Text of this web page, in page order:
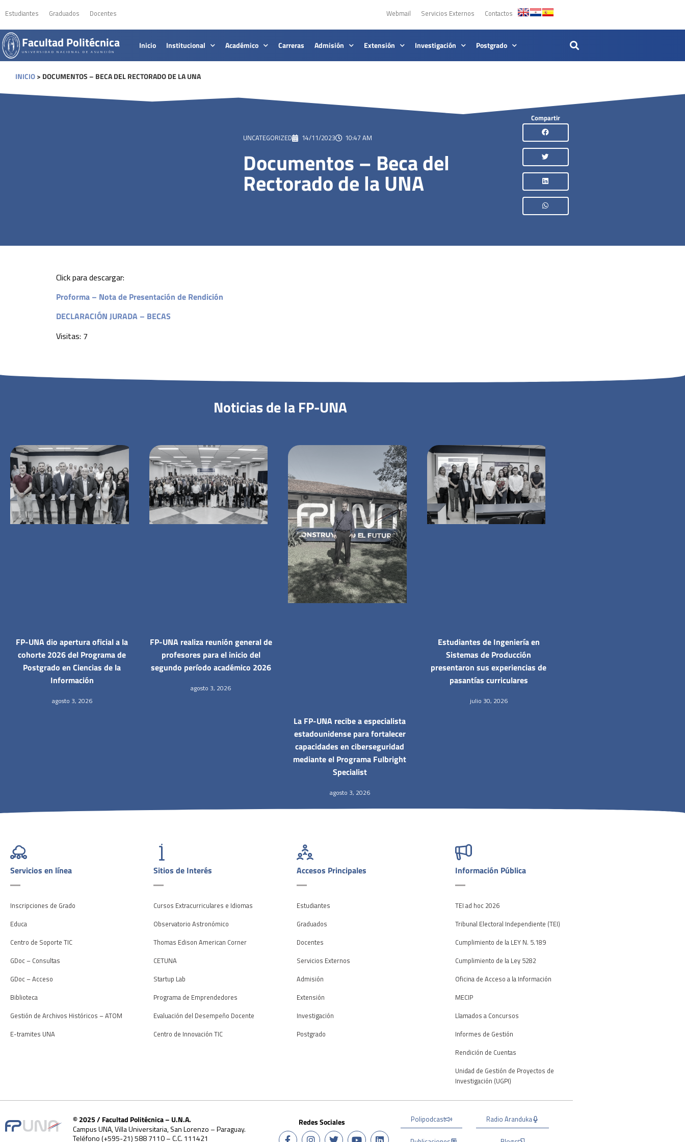
Estudiantes Graduados Docentes Webmail Servicios Externos Contactos
Facultad Politécnica
UNIVERSIDAD NACIONAL DE ASUNCIÓN
Inicio Institucional Académico Carreras Admisión Extensión Investigación Postgrado
INICIO > DOCUMENTOS – BECA DEL RECTORADO DE LA UNA
UNCATEGORIZED 14/11/2023 10:47 AM
Documentos – Beca del
Rectorado de la UNA
Compartir
Click para descargar:
Proforma – Nota de Presentación de Rendición
DECLARACIÓN JURADA – BECAS
Visitas: 7
Noticias de la FP-UNA
FP-UNA dio apertura oficial a la
cohorte 2026 del Programa de
Postgrado en Ciencias de la
Información
agosto 3, 2026
FP-UNA realiza reunión general de
profesores para el inicio del
segundo período académico 2026
agosto 3, 2026
La FP-UNA recibe a especialista
estadounidense para fortalecer
capacidades en ciberseguridad
mediante el Programa Fulbright
Specialist
agosto 3, 2026
Estudiantes de Ingeniería en
Sistemas de Producción
presentaron sus experiencias de
pasantías curriculares
julio 30, 2026
Servicios en línea
Inscripciones de Grado
Educa
Centro de Soporte TIC
GDoc – Consultas
GDoc – Acceso
Biblioteca
Gestión de Archivos Históricos – ATOM
E-tramites UNA
Sitios de Interés
Cursos Extracurriculares e Idiomas
Observatorio Astronómico
Thomas Edison American Corner
CETUNA
Startup Lab
Programa de Emprendedores
Evaluación del Desempeño Docente
Centro de Innovación TIC
Accesos Principales
Estudiantes
Graduados
Docentes
Servicios Externos
Admisión
Extensión
Investigación
Postgrado
Información Pública
TEI ad hoc 2026
Tribunal Electoral Independiente (TEI)
Cumplimiento de la LEY N. 5.189
Cumplimiento de la Ley 5282
Oficina de Acceso a la Información
MECIP
Llamados a Concursos
Informes de Gestión
Rendición de Cuentas
Unidad de Gestión de Proyectos de
Investigación (UGPI)
© 2025 / Facultad Politécnica – U.N.A.
Campus UNA, Villa Universitaria, San Lorenzo – Paraguay.
Teléfono (+595-21) 588 7110 – C.C. 111421
Redes Sociales Polipodcast Radio Aranduka